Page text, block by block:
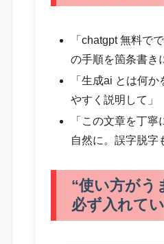
「chatgpt 無料で
の手順を箇条書き
「生成ai とは何
やすく説明して」
「この文章を丁
自然に。誤字脱字
“使い方がう
必ず入れて